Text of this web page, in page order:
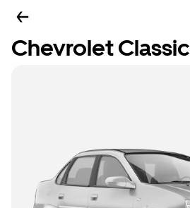
Chevrolet Classic